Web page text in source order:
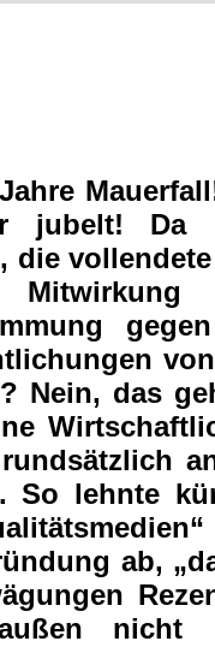
jubelt! Da
die
Nein, das
So lehnte
ab,
nicht